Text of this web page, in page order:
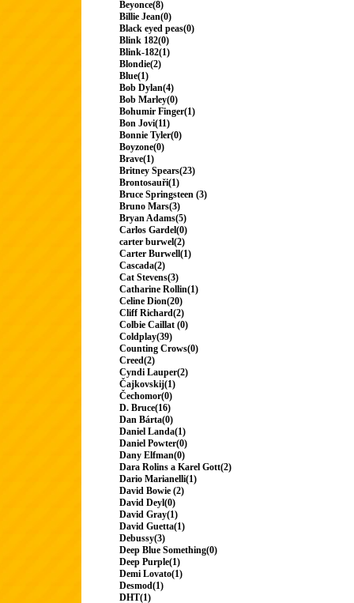
Beyonce(8)
Billie Jean(0)
Black eyed peas(0)
Blink 182(0)
Blink-182(1)
Blondie(2)
Blue(1)
Bob Dylan(4)
Bob Marley(0)
Bohumir Finger(1)
Bon Jovi(11)
Bonnie Tyler(0)
Boyzone(0)
Brave(1)
Britney Spears(23)
Brontosauři(1)
Bruce Springsteen (3)
Bruno Mars(3)
Bryan Adams(5)
Carlos Gardel(0)
carter burwel(2)
Carter Burwell(1)
Cascada(2)
Cat Stevens(3)
Catharine Rollin(1)
Celine Dion(20)
Cliff Richard(2)
Colbie Caillat (0)
Coldplay(39)
Counting Crows(0)
Creed(2)
Cyndi Lauper(2)
Čajkovskij(1)
Čechomor(0)
D. Bruce(16)
Dan Bárta(0)
Daniel Landa(1)
Daniel Powter(0)
Dany Elfman(0)
Dara Rolins a Karel Gott(2)
Dario Marianelli(1)
David Bowie (2)
David Deyl(0)
David Gray(1)
David Guetta(1)
Debussy(3)
Deep Blue Something(0)
Deep Purple(1)
Demi Lovato(1)
Desmod(1)
DHT(1)